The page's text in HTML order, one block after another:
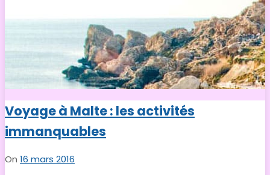
Voyage à Malte : les activités
immanquables
On 16 mars 2016